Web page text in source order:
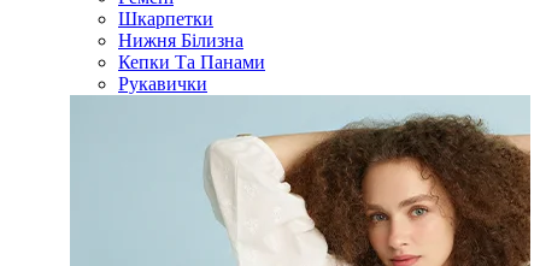
Шкарпетки
Нижня Білизна
Кепки Та Панами
Рукавички